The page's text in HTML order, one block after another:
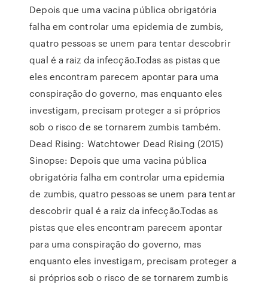
Depois que uma vacina pública obrigatória
falha em controlar uma epidemia de zumbis,
quatro pessoas se unem para tentar descobrir
qual é a raiz da infecção.Todas as pistas que
eles encontram parecem apontar para uma
conspiração do governo, mas enquanto eles
investigam, precisam proteger a si próprios
sob o risco de se tornarem zumbis também.
Dead Rising: Watchtower Dead Rising (2015)
Sinopse: Depois que uma vacina pública
obrigatória falha em controlar uma epidemia
de zumbis, quatro pessoas se unem para tentar
descobrir qual é a raiz da infecção.Todas as
pistas que eles encontram parecem apontar
para uma conspiração do governo, mas
enquanto eles investigam, precisam proteger a
si próprios sob o risco de se tornarem zumbis